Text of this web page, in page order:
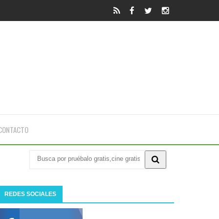
REDES SOCIALES